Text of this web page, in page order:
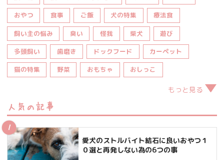
おやつ 食事 ご飯 犬の特集 療法食
飼い主の悩み 臭い 怪我 柴犬 遊び
多頭飼い 歯磨き ドックフード カーペット
猫の特集 野菜 おもちゃ おしっこ
もっと見る
人気の記事
愛犬のストルバイト結石に良いおやつ１
０選と再発しない為の6つの事